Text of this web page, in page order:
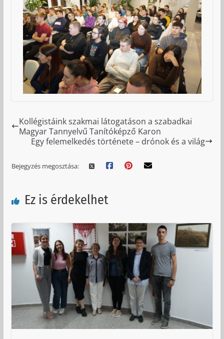
Kollégistáink szakmai látogatáson a szabadkai
Magyar Tannyelvű Tanítóképző Karon
Egy felemelkedés története – drónok és a világ
Bejegyzés megosztása:
Ez is érdekelhet